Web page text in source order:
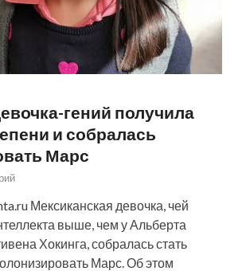
гений получила
и собралась
Марс
Мексиканская девочка, чей
выше, чем у Альберта
Хокинга, собралась стать
Марс. Об этом